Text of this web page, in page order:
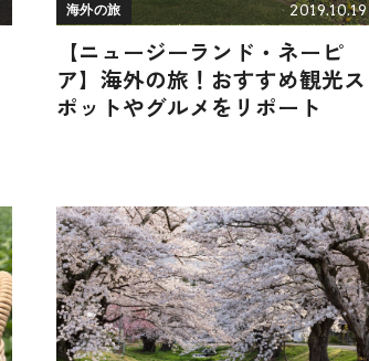
海外の旅 2019.10.19
【ニュージーランド・ネーピ
ア】海外の旅！おすすめ観光ス
ポットやグルメをリポート